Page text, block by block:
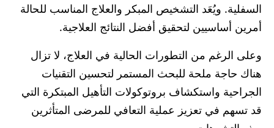
السفلية. ويُعَد التشخيص المبكر والعلاج المناسب للحالة
أمرين أساسيين لتحقيق أفضل النتائج العلاجية.
وعلى الرغم من التطورات الحالية في العلاج، لا تزال
هناك حاجة ملحة للبحث المستمر لتحسين التقنيات
الجراحية واستكشاف بروتوكولات التأهيل المبتكرة التي
قد تسهم في تعزيز عملية التعافي للمرضى المتأثرين